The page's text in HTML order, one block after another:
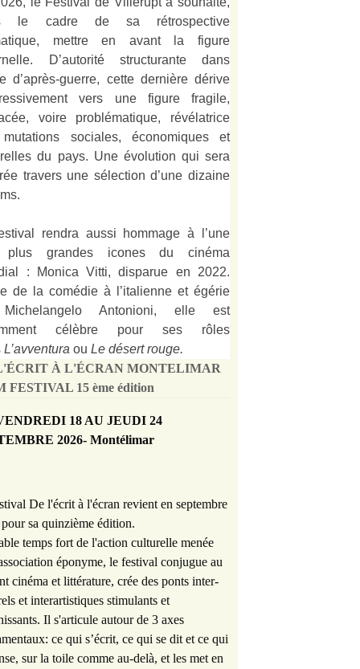
le cadre de sa rétrospective
mettre en avant la figure
D’autorité structurante dans
d’après-guerre, cette dernière dérive
vers une figure fragile,
voire problématique, révélatrice
sociales, économiques et
du pays. Une évolution qui sera
travers une sélection d’une dizaine
rendra aussi hommage à l’une
plus grandes icones du cinéma
: Monica Vitti, disparue en 2022.
de la comédie à l’italienne et égérie
Antonioni, elle est
célèbre pour ses rôles
L’avventura ou Le désert rouge.
À L'ÉCRAN MONTELIMAR
FESTIVAL 15 ème édition
18 AU JEUDI 24
2026- Montélimar
De l'écrit à l'écran revient en septembre
sa quinzième édition.
temps fort de l'action culturelle menée
éponyme, le festival conjugue au
cinéma et littérature, crée des ponts inter-
et interartistiques stimulants et
Il s'articule autour de 3 axes
ce qui s’écrit, ce qui se dit et ce qui
sur la toile comme au-delà, et les met en